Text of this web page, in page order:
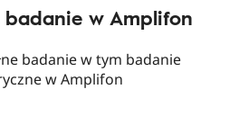
badanie w Amplifon
badanie w tym badanie
w Amplifon